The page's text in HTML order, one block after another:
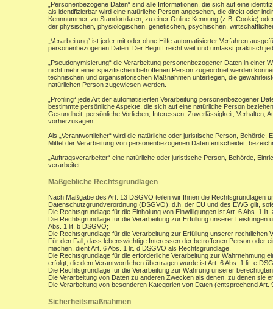
„Personenbezogene Daten“ sind alle Informationen, die sich auf eine
als identifizierbar wird eine natürliche Person angesehen, die direkt oder
Kennnummer, zu Standortdaten, zu einer Online-Kennung (z.B. Cookie)
der physischen, physiologischen, genetischen, psychischen,
„Verarbeitung“ ist jeder mit oder ohne Hilfe automatisierter Verfahren
personenbezogenen Daten. Der Begriff reicht weit und umfasst praktisch
„Pseudonymisierung“ die Verarbeitung personenbezogener Daten in
nicht mehr einer spezifischen betroffenen Person zugeordnet werden
technischen und organisatorischen Maßnahmen unterliegen, die
natürlichen Person zugewiesen werden.
„Profiling“ jede Art der automatisierten Verarbeitung personenbezogener
bestimmte persönliche Aspekte, die sich auf eine natürliche Person
Gesundheit, persönliche Vorlieben, Interessen, Zuverlässigkeit, Verhalten,
vorherzusagen.
Als „Verantwortlicher“ wird die natürliche oder juristische Person,
Mittel der Verarbeitung von personenbezogenen Daten entscheidet,
„Auftragsverarbeiter“ eine natürliche oder juristische Person, Behörde,
verarbeitet.
Maßgebliche Rechtsgrundlagen
Nach Maßgabe des Art. 13 DSGVO teilen wir Ihnen die
Datenschutzgrundverordnung (DSGVO), d.h. der EU und des EWG gilt,
Die Rechtsgrundlage für die Einholung von Einwilligungen ist Art. 6 Abs. 1
Die Rechtsgrundlage für die Verarbeitung zur Erfüllung unserer
Abs. 1 lit. b DSGVO;
Die Rechtsgrundlage für die Verarbeitung zur Erfüllung unserer rechtlichen
Für den Fall, dass lebenswichtige Interessen der betroffenen Person oder
machen, dient Art. 6 Abs. 1 lit. d DSGVO als Rechtsgrundlage.
Die Rechtsgrundlage für die erforderliche Verarbeitung zur Wahrnehmung
erfolgt, die dem Verantwortlichen übertragen wurde ist Art. 6 Abs. 1 lit. e
Die Rechtsgrundlage für die Verarbeitung zur Wahrung unserer
Die Verarbeitung von Daten zu anderen Zwecken als denen, zu denen sie
Die Verarbeitung von besonderen Kategorien von Daten (entsprechend
Sicherheitsmaßnahmen